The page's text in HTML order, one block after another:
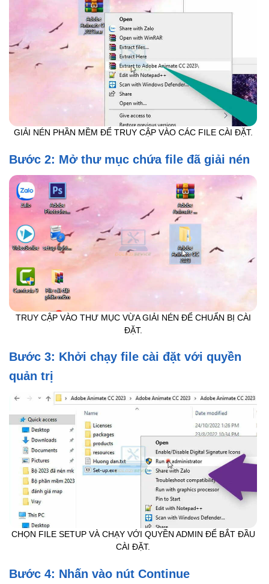
GIẢI NÉN PHẦN MỀM ĐỂ TRUY CẬP VÀO CÁC FILE CÀI ĐẶT.
Bước 2: Mở thư mục chứa file đã giải nén
TRUY CẬP VÀO THƯ MỤC VỪA GIẢI NÉN ĐỂ CHUẨN BỊ CÀI
ĐẶT.
Bước 3: Khởi chạy file cài đặt với quyền
quản trị
CHỌN FILE SETUP VÀ CHẠY VỚI QUYỀN ADMIN ĐỂ BẮT ĐẦU
CÀI ĐẶT.
Bước 4: Nhấn vào nút Continue